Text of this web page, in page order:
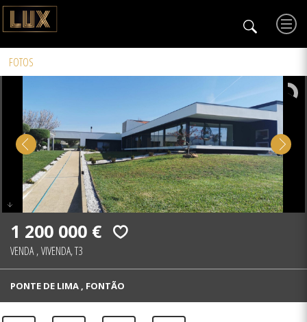
FOTOS
1 200 000 €
VENDA ,VIVENDA, T3
PONTE DE LIMA , FONTÃO